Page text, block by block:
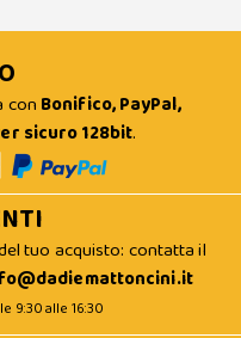
con Bonifico, PayPal,
sicuro 128bit.
tuo acquisto: contatta il
9:30 alle 16:30